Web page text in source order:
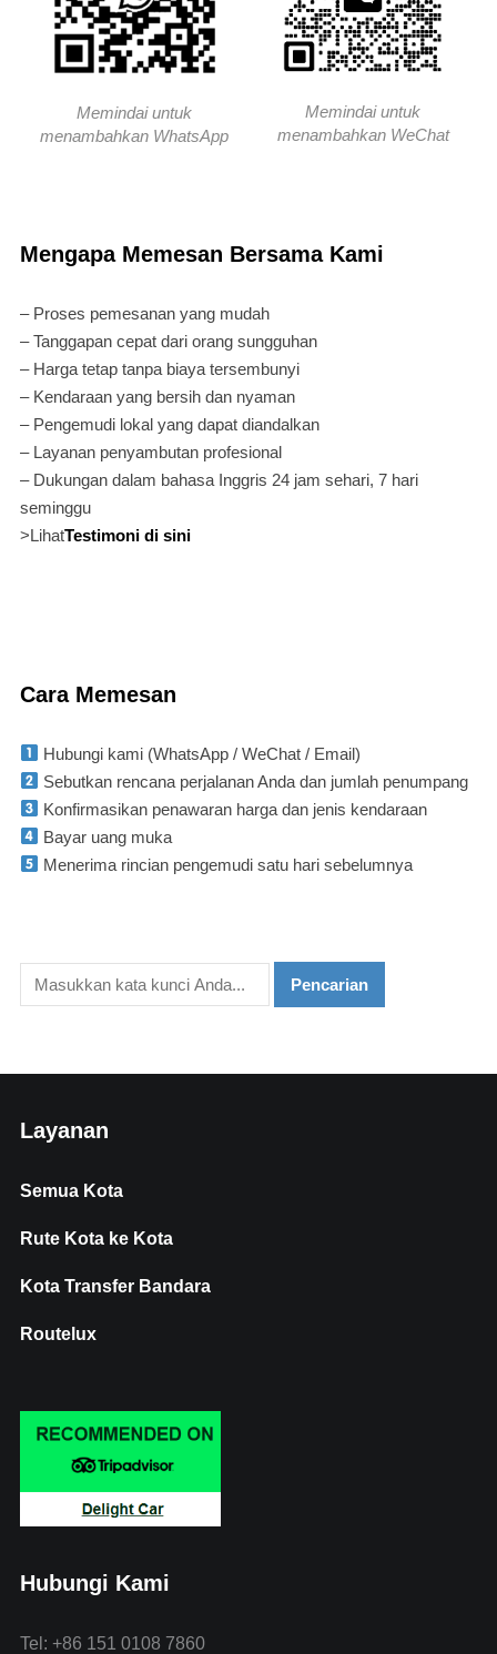
Memindai untuk
menambahkan WhatsApp
Memindai untuk
menambahkan WeChat
Mengapa Memesan Bersama Kami
– Proses pemesanan yang mudah
– Tanggapan cepat dari orang sungguhan
– Harga tetap tanpa biaya tersembunyi
– Kendaraan yang bersih dan nyaman
– Pengemudi lokal yang dapat diandalkan
– Layanan penyambutan profesional
– Dukungan dalam bahasa Inggris 24 jam sehari, 7 hari
seminggu
>LihatTestimoni di sini
Cara Memesan
Hubungi kami (WhatsApp / WeChat / Email)
Sebutkan rencana perjalanan Anda dan jumlah penumpang
Konfirmasikan penawaran harga dan jenis kendaraan
Bayar uang muka
Menerima rincian pengemudi satu hari sebelumnya
Layanan
Semua Kota
Rute Kota ke Kota
Kota Transfer Bandara
Routelux
Hubungi Kami
Tel: +86 151 0108 7860